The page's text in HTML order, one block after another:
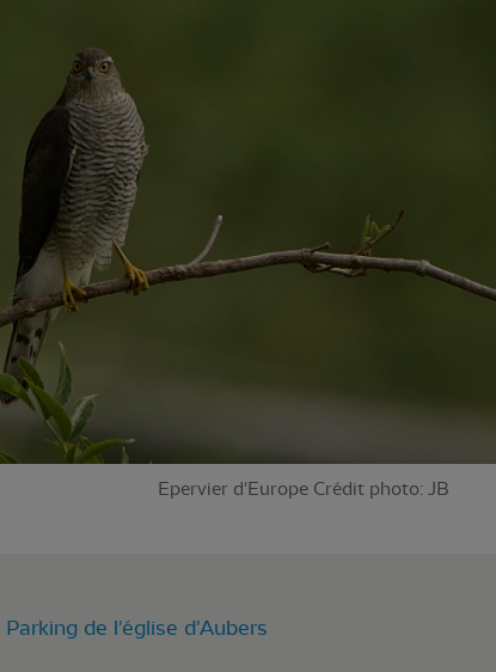
Epervier d'Europe Crédit photo: JB
Parking de l'église d'Aubers